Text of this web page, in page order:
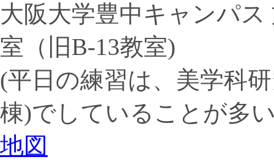
大阪大学豊中キャンパ
室（旧B-13教室)
(平日の練習は、美学科
棟)でしていることが多
地図